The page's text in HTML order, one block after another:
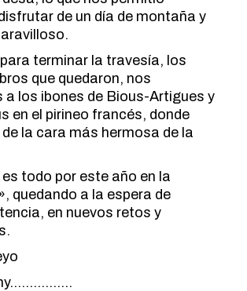
de un día de montaña y
terminar la travesía, los
que quedaron, nos
los ibones de Bious-Artigues y
en el pirineo francés, donde
la cara más hermosa de la
todo por este año en la
quedando a la espera de
en nuevos retos y